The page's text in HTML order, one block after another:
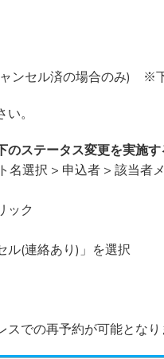
ンセル済の場合のみ) ※下
。
ステータス変更を実施す
名選択 > 申込者 > 該当者
ック
ル(連絡あり)」を選択
での再予約が可能となり